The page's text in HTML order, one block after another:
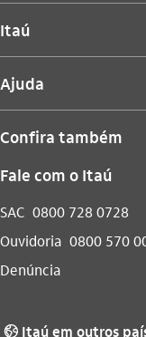
Itaú
Ajuda
Confira também
Fale com o Itaú
SAC 0800 728 0728
Ouvidoria 0800 570
Denúncia
globo_outline Itaú em outros